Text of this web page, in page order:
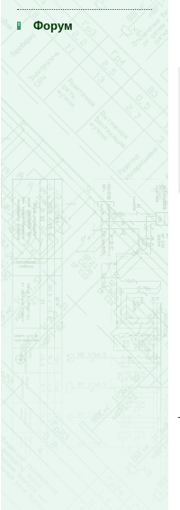
Форум